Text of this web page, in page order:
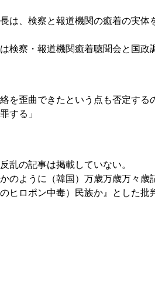
は、検察と報道機関の癒着の実体
検察・報道機関癒着聴聞会と国政
を歪曲できたという点も否定する
する」
乱の記事は掲載していない。
のように（韓国）万歳万歳万々歳
ヒロポン中毒）民族か』とした批